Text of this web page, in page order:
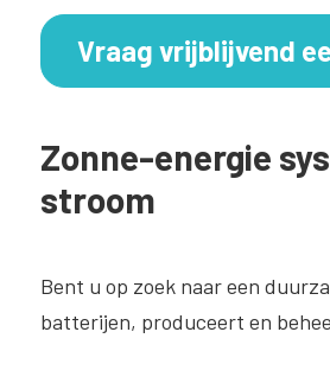
Vraag vrijblijvend
Zonne-energie
stroom
Bent u op zoek naar een
batterijen, produceert en